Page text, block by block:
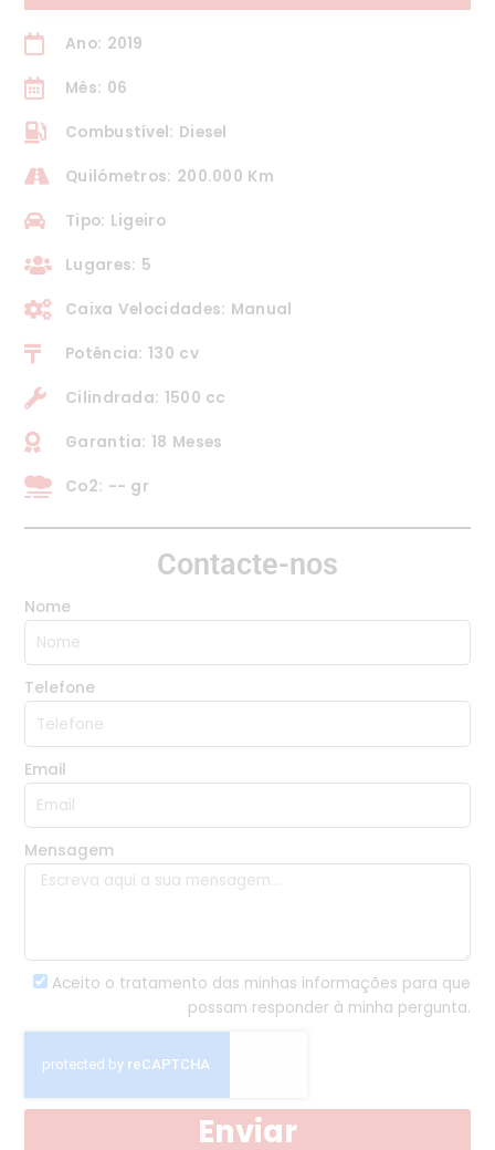
Ano: 2019
Mês: 06
Combustível: Diesel
Quilómetros: 200.000 Km
Tipo: Ligeiro
Lugares: 5
Caixa Velocidades: Manual
Potência: 130 cv
Cilindrada: 1500 cc
Garantia: 18 Meses
Co2: -- gr
Contacte-nos
Nome
Telefone
Email
Mensagem
Aceito o tratamento das minhas informações para que
possam responder à minha pergunta.
Enviar